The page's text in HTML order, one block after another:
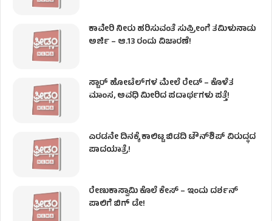
ಕಾವೇರಿ ನೀರು ಹರಿಸುವಂತೆ ಸುಪ್ರೀಂಗೆ ತಮಿಳುನಾಡು
ಅರ್ಜಿ – ಆ.13 ರಂದು ವಿಚಾರಣೆ!
ಸ್ಟಾರ್ ಹೋಟೆಲ್​​​ಗಳ ಮೇಲೆ ರೇಡ್ – ಕೊಳೆತ
ಮಾಂಸ, ಅವಧಿ ಮೀರಿದ ಪದಾರ್ಥಗಳು ಪತ್ತೆ!
ಎರಡನೇ ದಿನಕ್ಕೆ ಕಾಲಿಟ್ಟ ಬಿಡದಿ ಟೌನ್​ಶಿಪ್ ವಿರುದ್ಧದ
ಪಾದಯಾತ್ರೆ!
ರೇಣುಕಾಸ್ವಾಮಿ ಕೊಲೆ‌ ಕೇಸ್​ – ಇಂದು ದರ್ಶನ್
ಪಾಲಿಗೆ ಬಿಗ್ ಡೇ!